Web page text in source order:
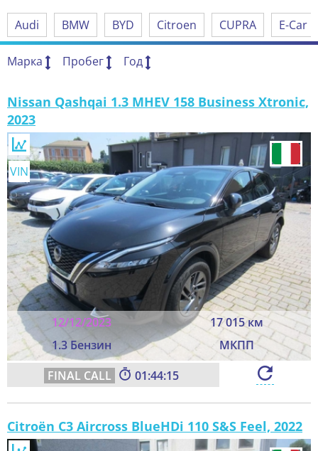
Audi BMW BYD Citroen CUPRA E-Car
Марка Пробег Год
Nissan Qashqai 1.3 MHEV 158 Business Xtronic,
2023
12/12/2023
17 015 км
1.3 Бензин
МКПП
VIN
01:44:13
Citroën C3 Aircross BlueHDi 110 S&S Feel, 2022